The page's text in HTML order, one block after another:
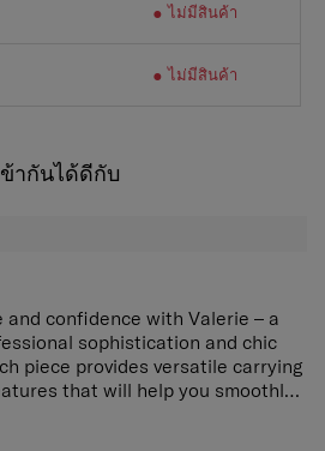
ไม่มีสินค้า
ไม่มีสินค้า
ข้ากันได้ดีกับ
confidence with Valerie – a
sophistication and chic
piece provides versatile carrying
that will help you smoothly
while the collection’s modern
your journeys with elegant
seamless blend between a
Features with removable